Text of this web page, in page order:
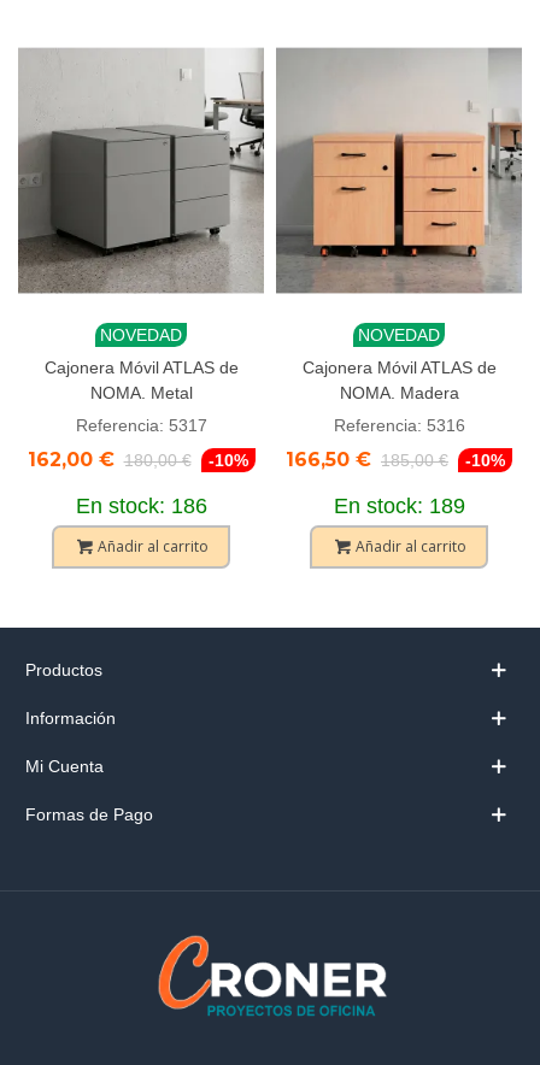
NOVEDAD
Cajonera Móvil ATLAS de
NOMA. Metal
Referencia: 5317
162,00 € 180,00 € -10%
En stock: 186
Añadir al carrito
NOVEDAD
Cajonera Móvil ATLAS de
NOMA. Madera
Referencia: 5316
166,50 € 185,00 € -10%
En stock: 189
Añadir al carrito
Productos
Información
Mi Cuenta
Formas de Pago